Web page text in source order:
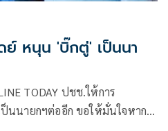
ย์ หนุน 'บิ๊กตู่' เป็นนา
TODAY ปชช.ให้การ
นายกฯต่ออีก ขอให้มั่นใจหาก